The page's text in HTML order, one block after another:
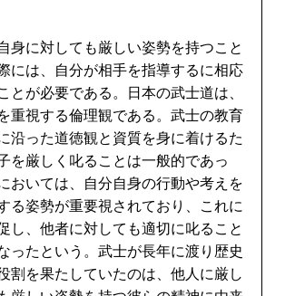
身に対しても厳しい姿勢を持つこと
には、自分が相手を指導するに相応
とが必要である。日本の武士道は、
重視する倫理観である。武士の教育
沿った道徳観と資質を身に着けるた
を厳しく叱ることは一般的であっ
おいては、自分自身の行動や考えを
る姿勢が重要視されており、これに
し、他者に対しても適切に叱ること
ったという。武士が長年に渡り歴史
割を果たしていたのは、他人に厳し